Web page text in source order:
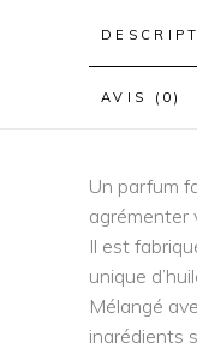
AVIS (0)
Un parfum
agrémenter
Il est
unique
Mélangé
ingrédients